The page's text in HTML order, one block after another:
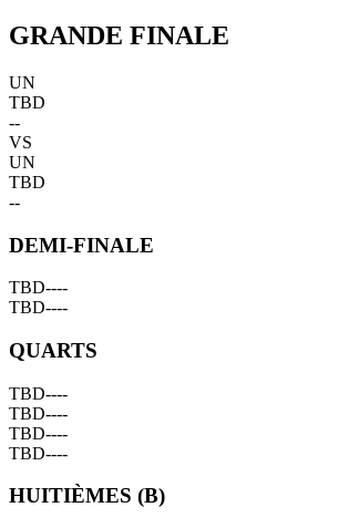
GRANDE FINALE
UN
TBD
--
VS
UN
TBD
--
DEMI-FINALE
TBD----
TBD----
QUARTS
TBD----
TBD----
TBD----
TBD----
HUITIÈMES (B)